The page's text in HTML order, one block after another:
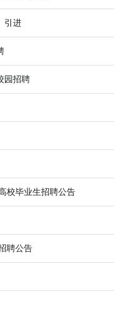
引进
园招聘
校毕业生招聘公告
聘公告